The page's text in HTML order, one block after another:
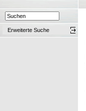
Erweiterte Suche